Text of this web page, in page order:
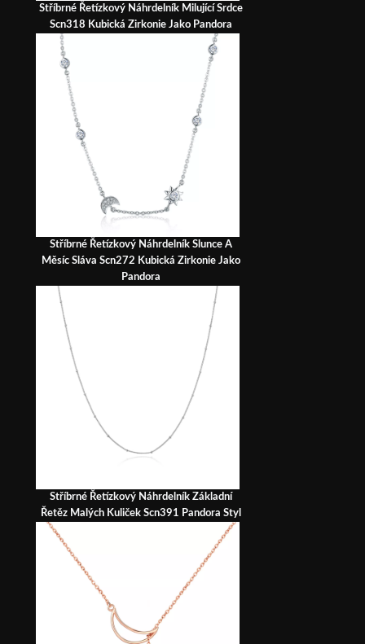
Stříbrné Řetízkový Náhrdelník Milující Srdce
Scn318 Kubická Zirkonie Jako Pandora
Stříbrné Řetízkový Náhrdelník Slunce A
Měsíc Sláva Scn272 Kubická Zirkonie Jako
Pandora
Stříbrné Řetízkový Náhrdelník Základní
Řetěz Malých Kuliček Scn391 Pandora Styl